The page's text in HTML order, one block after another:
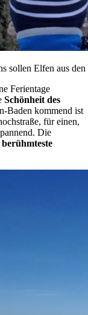
sollen Elfen aus den
Ferientage
Schönheit des
Baden kommend ist
für einen,
Die
berühmteste